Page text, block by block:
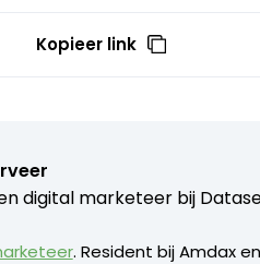
Kopieer link
digital marketeer bij
. Resident bij Amdax